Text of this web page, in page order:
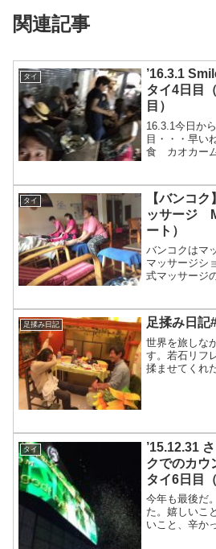
関連記事
タイ
’16.3.1 Smile
タイ4日目
目）
16.3.1今日か
目・・・早い
食 カオカーム
カップ麺。夕
へ。ガパオム
焼き付きガ...
タイ
【バンコ
ッサージ
ート）
バンコクはマ
マッサージシ
式マッサージ
健康法のフ
揉んでくれて
気のフットマ
足揉み日記 足揉み日記
世界を旅しな
す。若石リフ
揉ませてくれ
タイ
’15.12.31
クでのカウ
タイ6日目
日目）
今年も最後だ
た。嬉しいこ
いこと、辛か